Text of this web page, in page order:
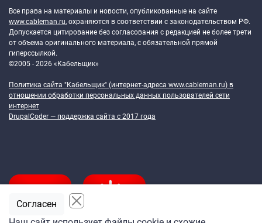
Все права на материалы и новости, опубликованные на сайте
www.cableman.ru, охраняются в соответствии с законодательством РФ.
Допускается цитирование без согласования с редакцией не более трети
от объема оригинального материала, с обязательной прямой
гиперссылкой.
©2005 - 2026 «Кабельщик»
Политика сайта "Кабельщик" (интернет-адреса www.cableman.ru) в
отношении обработки персональных данных пользователей сети
интернет
DrupalCoder — поддержка сайта c 2017 года
Согласен